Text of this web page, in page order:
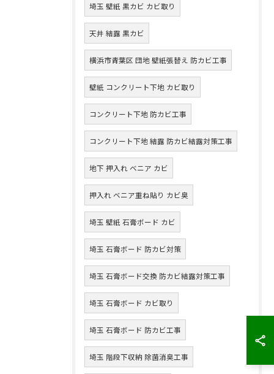
埼玉 壁紙 黒カビ カビ取り
天井 結露 黒カビ
横浜市青葉区 団地 壁紙張替え 防カビ工事
壁紙 コンクリート下地 カビ取り
コンクリート下地 防カビ工事
コンクリート下地 結露 防カビ結露対策工事
地下 押入れ ベニア カビ
押入れ ベニア重ね貼り カビ臭
埼玉 壁紙 石膏ボード カビ
埼玉 石膏ボード 防カビ対策
埼玉 石膏ボード交換 防カビ結露対策工事
埼玉 石膏ボード カビ取り
埼玉 石膏ボード 防カビ工事
埼玉 階段下収納 除菌消臭工事